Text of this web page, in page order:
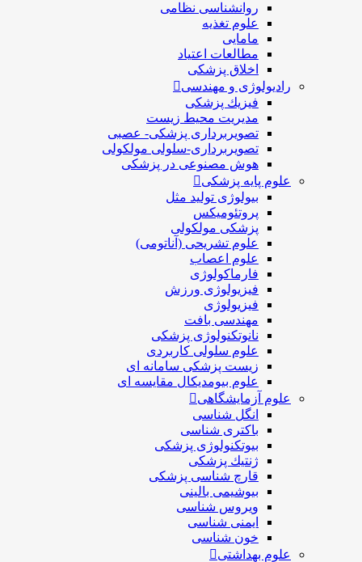
روانشناسی نظامی
علوم تغذیه
مامایی
مطالعات اعتیاد
اخلاق پزشکی
رادیولوژی و مهندسی
فيزيك پزشکی
مدیریت محیط زیست
تصویربرداری پزشکی- عصبی
تصویربرداری-سلولی مولکولی
هوش مصنوعی در پزشکی
علوم پایه پزشکی
بیولوژی تولید مثل
پروتئومیکس
پزشکی مولکولی
علوم تشریحی (آناتومی)
علوم اعصاب
فارماکولوژی
فیزیولوژی ورزش
فیزیولوژی
مهندسی بافت
نانوتکنولوژی پزشکی
علوم سلولی کاربردی
زیست پزشکی سامانه ای
علوم بیومدیکال مقایسه ای
علوم آزمایشگاهی
انگل شناسی
باکتری شناسی
بیوتکنولوژی پزشکی
ژنتيك پزشکی
قارچ شناسی پزشكی
بیوشیمی بالینی
ویروس شناسی
ایمنی شناسی
خون شناسی
علوم بهداشتی